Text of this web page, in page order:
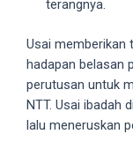
their
corresponding
sections
terangnya.
Usai memberikan
hadapan belasan
perutusan untuk
NTT. Usai ibadah
lalu meneruskan